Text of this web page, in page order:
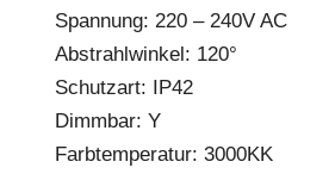
Spannung: 220 – 240V AC
Abstrahlwinkel: 120°
Schutzart: IP42
Dimmbar: Y
Farbtemperatur: 3000KK